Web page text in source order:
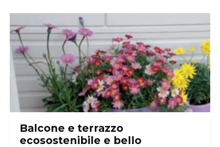
Balcone e terrazzo
ecosostenibile e bello